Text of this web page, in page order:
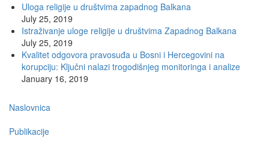
Uloga religije u društvima zapadnog Balkana
July 25, 2019
Istraživanje uloge religije u društvima Zapadnog Balkana
July 25, 2019
Kvalitet odgovora pravosuđa u Bosni i Hercegovini na
korupciju: Ključni nalazi trogodišnjeg monitoringa i analize
January 16, 2019
Main
navigation
Naslovnica
Publikacije